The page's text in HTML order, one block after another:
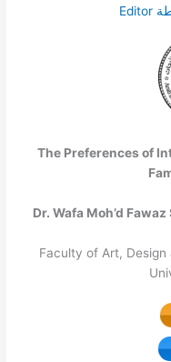
Editor
The Preferences of
Dr. Wafa Moh’d
Faculty of Art,